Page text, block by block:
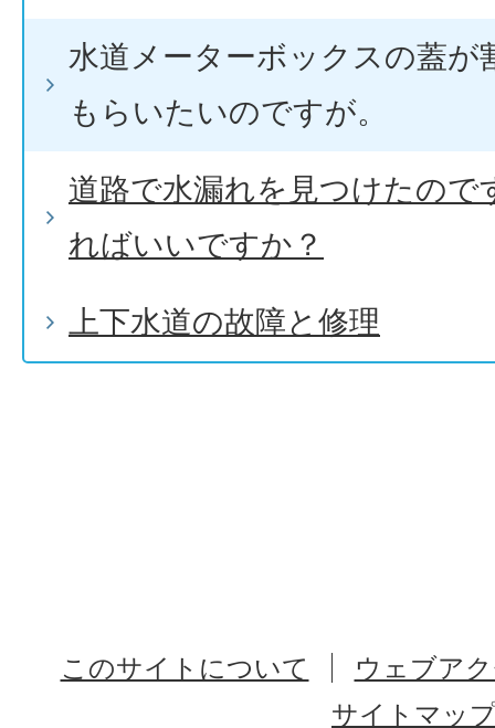
水道メーターボックスの蓋が
もらいたいのですが。
道路で水漏れを見つけたので
ればいいですか？
上下水道の故障と修理
このサイトについて
ウェブア
サイトマッ